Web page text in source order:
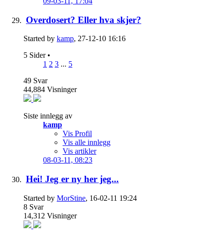
Overdosert? Eller hva skjer?
Started by kamp, 27-12-10 16:16
5 Sider •
1 2 3 ... 5
49 Svar
44,884 Visninger
Siste innlegg av
kamp
Vis Profil
Vis alle innlegg
Vis artikler
08-03-11, 08:23
Hei! Jeg er ny her jeg...
Started by MorStine, 16-02-11 19:24
8 Svar
14,312 Visninger